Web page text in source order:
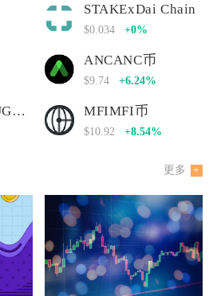
STAKExDai Chain
$0.034 +0%
ANCANC币
$9.74 +6.24%
INUGAMIINUGAMI币 MFIMFI币
$10.92 +8.54%
更多